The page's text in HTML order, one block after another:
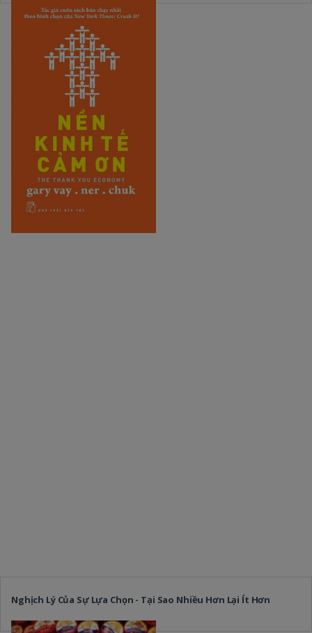
Nghịch Lý Của Sự Lựa Chọn - Tại Sao Nhiều Hơn Lại Ít Hơn